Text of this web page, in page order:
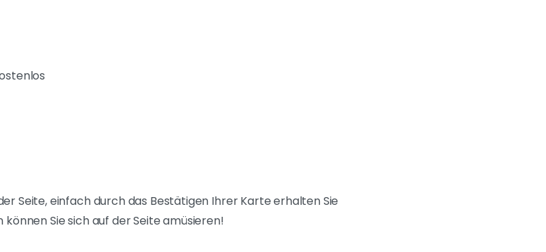
Seite, einfach durch das Bestätigen Ihrer Karte erhalten Sie
Sie sich auf der Seite amüsieren!